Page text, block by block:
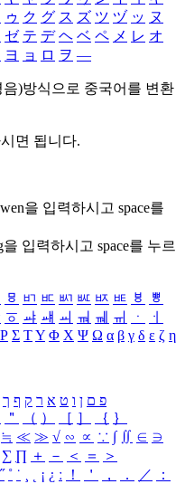
ゥ ク グ ス ズ ツ ヅ ッ ヌ
ゼ テ デ ヘ ベ ペ メ レ オ
ヨ ョ ロ ヲ ―
음)방식으로 중국어를 변환
면 됩니다.
을 입력하시고 space를
을 입력하시고 space를 누르
ㅱ ㅲ ㅳ ㅴ ㅵ ㅶ ㅷ ㅸ
ㅹ
ㆆ ㆇ ㆈ ㆉ ㆊ ㆋ ㆌ ㆍ
ㆎ
Ρ Σ ΤΥ Φ Χ Ψ Ω α β γ δ ε ζ η
פ ם ן ו ט א ר ק ף ך
＂ （ ） ［ ］ ｛ ｝
≒ ≪ ≫ √ ∽ ∝ ∵ ∫ ∬ ∈ ∋
∑ ∏ ＋ － ＜ ＝
＞
˝ ˚ ˙ ¸ ¡ ¿ ː ！ ＇ ， ． ／
：